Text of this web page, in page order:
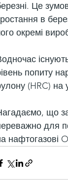
Це
в
окремі
попиту
(HRC) на
що за
для
нафтогазові